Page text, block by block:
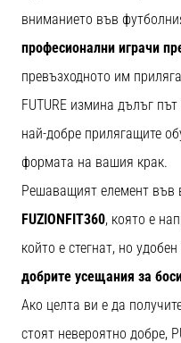
•
1 мин. четене
Nike
Phantom
6
Открий
новите
футболни
обувки
Nike
Phantom
–
прецизност,
вниманието във
професионални играчи
превъзходното им
FUTURE измина дълъг
най-добре прилягащите
формата на вашия крак.
Решаващият елемент във
FUZIONFIT360, която е
който е стегнат, но
добрите усещания за
Ако целта ви е да
стоят невероятно добре,